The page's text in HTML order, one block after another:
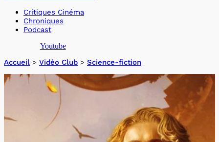
Critiques Cinéma
Chroniques
Podcast
Youtube
Accueil > Vidéo Club > Science-fiction